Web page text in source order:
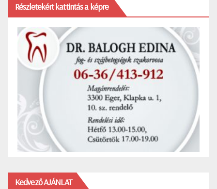
Részletekért kattintás a képre
Kedvező AJÁNLAT